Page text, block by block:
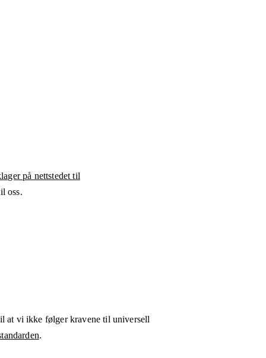
på nettstedet til
oss.
at vi ikke følger kravene til universell
.